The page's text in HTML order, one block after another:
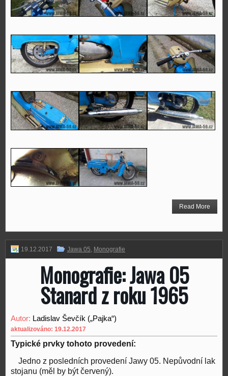
Read More
19.12.2017 Jawa 05, Monografie
Monografie: Jawa 05
Stanard z roku 1965
Autor: Ladislav Ševčík („Pajka“)
aktualizováno: 19.12.2017
Typické prvky tohoto provedení:
Jedno z posledních provedení Jawy 05. Nepůvodní lak
stojanu (měl by být červený).